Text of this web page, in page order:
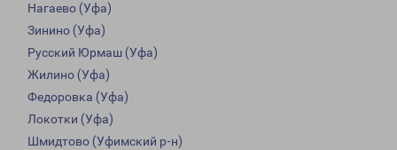
Нагаево (Уфа)
Зинино (Уфа)
Русский Юрмаш (Уфа)
Жилино (Уфа)
Федоровка (Уфа)
Локотки (Уфа)
Шмидтово (Уфимский р-н)